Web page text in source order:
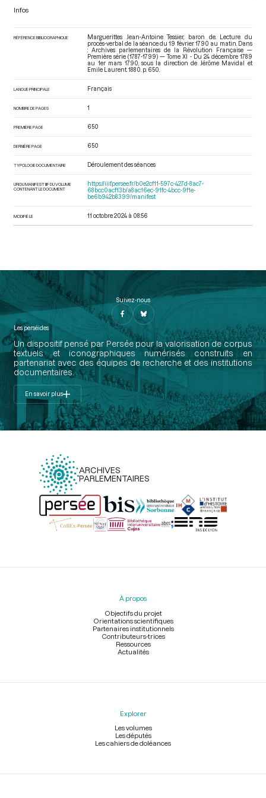
Infos
RÉFÉRENCE BIBLIOGRAPHIQUE
Marguerittes Jean-Antoine Tessier, baron de. Lecture du
procès-verbal de la séance du 19 février 1790 au matin. Dans
: Archives parlementaires de la Révolution Française —
Première série (1787-1799) — Tome XI - Du 24 décembre 1789
au 1er mars 1790 , sous la direction de Jérôme Mavidal et
Emile Laurent. 1880. p. 650.
LANGUE PRINCIPALE Français
NOMBRE DE PAGES 1
PREMIÈRE PAGE 650
DERNIÈRE PAGE 650
TYPOLOGIE DOCUMENTAIRE Déroulement des séances
URI DU MANIFEST IIIF DU VOLUME
CONTENANT LE DOCUMENT
https://iiif.persee.fr/b0e2cf11-597c-427d-8ac7-
68bcc0acf13b/a8ac16ec-91fc-4bcc-9f1e-
be6b942b8399/manifest
MODIFIÉ LE 11 octobre 2024 à 08:56
Suivez-nous
Les perséides
Un dispositif pensé par Persée pour la valorisation de corpus
textuels et iconographiques numérisés construits en
partenariat avec des équipes de recherche et des institutions
documentaires.
En savoir plus
ARCHIVES
PARLEMENTAIRES
Menu
À propos
Objectifs du projet
Orientations scientifiques
Partenaires institutionnels
Contributeurs-trices
Ressources
Actualités
Explorer
Les volumes
Les députés
Les cahiers de doléances